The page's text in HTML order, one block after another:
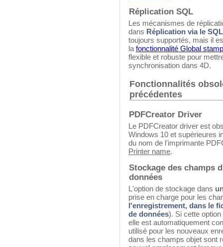
Réplication SQL
Les mécanismes de
dans Réplication via le SQL
toujours supportés, mais il
la fonctionnalité Global stamp
flexible et robuste pour
synchronisation dans 4D.
Fonctionnalités
précédentes
PDFCreator Driver
Le PDFCreator driver est
Windows 10 et supérieures
du nom de l'imprimante
Printer name.
Stockage des champs
données
L'option de stockage dans
prise en charge pour les
l'enregistrement, dans le
de données). Si cette
elle est automatiquement
utilisé pour les nouveaux
dans les champs objet sont